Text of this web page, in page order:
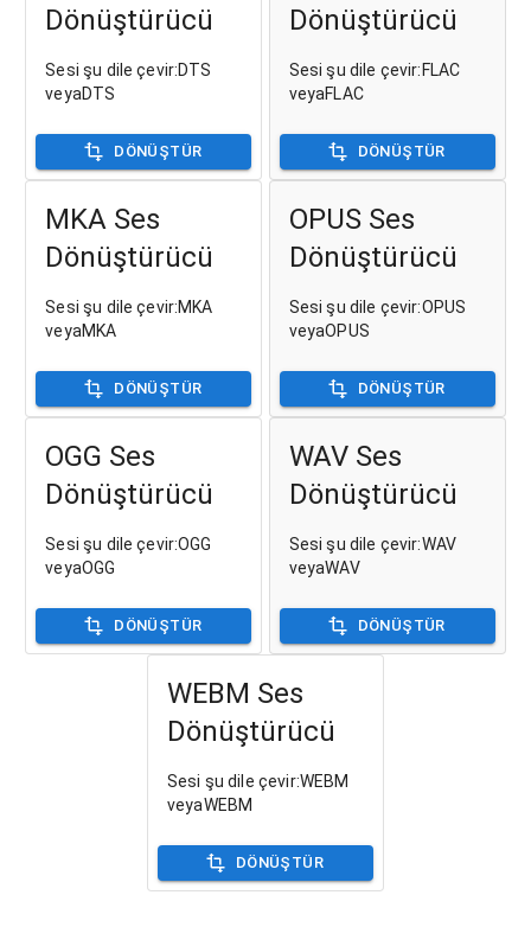
Dönüştürücü
Sesi şu dile çevir:DTS
veyaDTS
DÖNÜŞTÜR
Dönüştürücü
Sesi şu dile çevir:FLAC
veyaFLAC
DÖNÜŞTÜR
MKA Ses
Dönüştürücü
Sesi şu dile çevir:MKA
veyaMKA
DÖNÜŞTÜR
OPUS Ses
Dönüştürücü
Sesi şu dile çevir:OPUS
veyaOPUS
DÖNÜŞTÜR
OGG Ses
Dönüştürücü
Sesi şu dile çevir:OGG
veyaOGG
DÖNÜŞTÜR
WAV Ses
Dönüştürücü
Sesi şu dile çevir:WAV
veyaWAV
DÖNÜŞTÜR
WEBM Ses
Dönüştürücü
Sesi şu dile çevir:WEBM
veyaWEBM
DÖNÜŞTÜR